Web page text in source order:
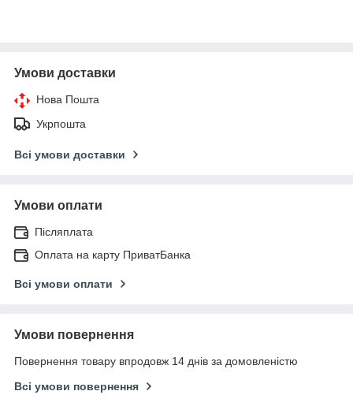
Умови доставки
Нова Пошта
Укрпошта
Всі умови доставки
Умови оплати
Післяплата
Оплата на карту ПриватБанка
Всі умови оплати
Умови повернення
Повернення товару впродовж 14 днів за домовленістю
Всі умови повернення